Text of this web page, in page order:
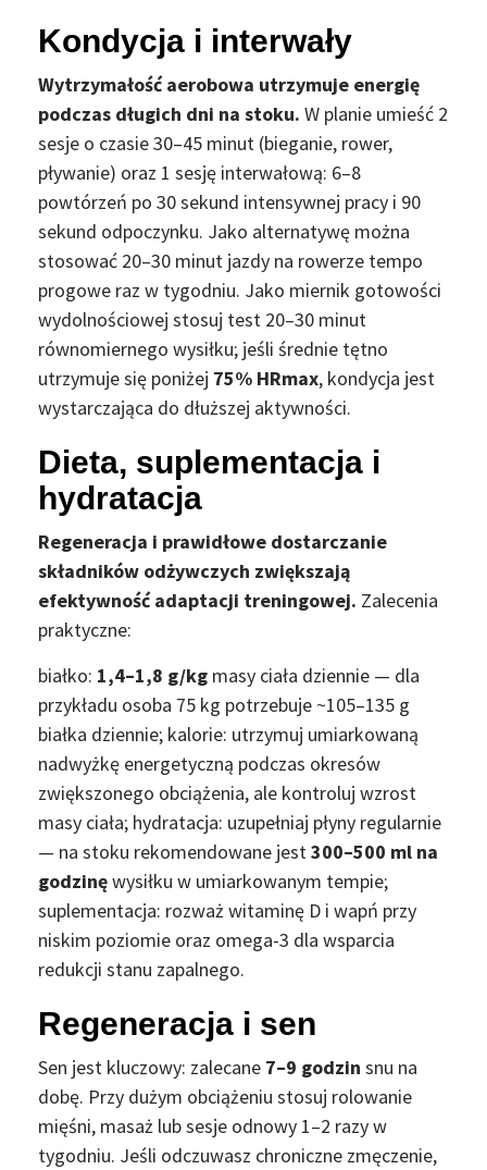
Kondycja i interwały
Wytrzymałość aerobowa utrzymuje energię
podczas długich dni na stoku. W planie umieść 2
sesje o czasie 30–45 minut (bieganie, rower,
pływanie) oraz 1 sesję interwałową: 6–8
powtórzeń po 30 sekund intensywnej pracy i 90
sekund odpoczynku. Jako alternatywę można
stosować 20–30 minut jazdy na rowerze tempo
progowe raz w tygodniu. Jako miernik gotowości
wydolnościowej stosuj test 20–30 minut
równomiernego wysiłku; jeśli średnie tętno
utrzymuje się poniżej 75% HRmax, kondycja jest
wystarczająca do dłuższej aktywności.
Dieta, suplementacja i
hydratacja
Regeneracja i prawidłowe dostarczanie
składników odżywczych zwiększają
efektywność adaptacji treningowej. Zalecenia
praktyczne:
białko: 1,4–1,8 g/kg masy ciała dziennie — dla
przykładu osoba 75 kg potrzebuje ~105–135 g
białka dziennie; kalorie: utrzymuj umiarkowaną
nadwyżkę energetyczną podczas okresów
zwiększonego obciążenia, ale kontroluj wzrost
masy ciała; hydratacja: uzupełniaj płyny regularnie
— na stoku rekomendowane jest300–500 ml na
godzinęwysiłku w umiarkowanym tempie;
suplementacja: rozważ witaminę D i wapń przy
niskim poziomie oraz omega-3 dla wsparcia
redukcji stanu zapalnego.
Regeneracja i sen
Sen jest kluczowy: zalecane 7–9 godzin snu na
dobę. Przy dużym obciążeniu stosuj rolowanie
mięśni, masaż lub sesje odnowy 1–2 razy w
tygodniu. Jeśli odczuwasz chroniczne zmęczenie,